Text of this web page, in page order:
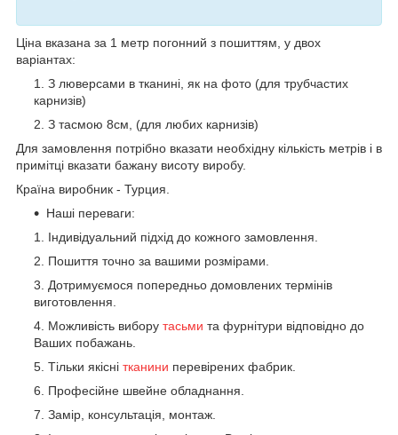
Ціна вказана за 1 метр погонний з пошиттям, у двох
варіантах:
З люверсами в тканині, як на фото (для трубчастих
карнизів)
З тасмою 8см, (для любих карнизів)
Для замовлення потрібно вказати необхідну кількість метрів і в
примітці вказати бажану висоту виробу.
Країна виробник - Турция.
Наші переваги:
Індивідуальний підхід до кожного замовлення.
Пошиття точно за вашими розмірами.
Дотримуємося попередньо домовлених термінів
виготовлення.
Можливість вибору тасьми та фурнітури відповідно до
Ваших побажань.
Тільки якісні тканини перевірених фабрик.
Професійне швейне обладнання.
Замір, консультація, монтаж.